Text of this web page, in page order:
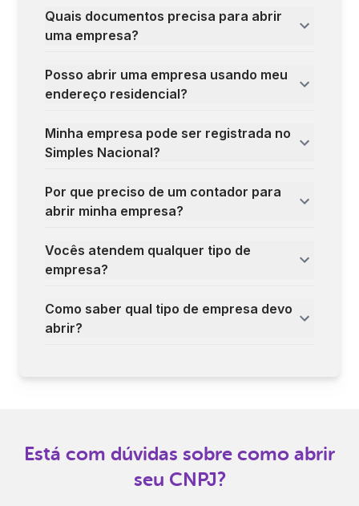
Quais documentos precisa para abrir
uma empresa?
Posso abrir uma empresa usando meu
endereço residencial?
Minha empresa pode ser registrada no
Simples Nacional?
Por que preciso de um contador para
abrir minha empresa?
Vocês atendem qualquer tipo de
empresa?
Como saber qual tipo de empresa devo
abrir?
Está com dúvidas sobre como abrir
seu CNPJ?